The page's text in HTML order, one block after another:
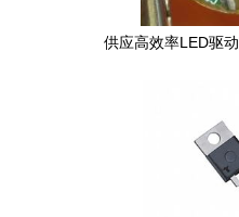
供应高效率LED驱